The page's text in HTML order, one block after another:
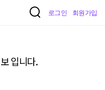
로그인 회원가입
입니다.